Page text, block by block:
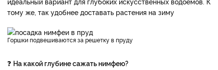
тому же, так удобнее доставать растения на зиму
Горшки подвешиваются за решетку в пруду
❓ На какой глубине сажать нимфею?